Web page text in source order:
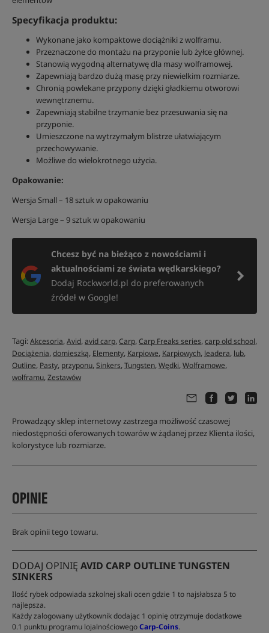
Specyfikacja produktu:
Wykonane jako kompaktowe dociążniki z wolframu.
Przeznaczone do montażu na przyponie lub żyłce głównej.
Stanowią wygodną alternatywę dla masy wolframowej.
Zapewniają bardzo dużą masę przy niewielkim rozmiarze.
Chronią powlekane przypony dzięki gładkiemu otworowi
wewnętrznemu.
Zapewniają stabilne trzymanie bez przesuwania się na
przyponie.
Umieszczone na wytrzymałym blistrze ułatwiającym
przechowywanie.
Możliwe do wielokrotnego użycia.
Opakowanie:
Wersja Small – 18 sztuk w opakowaniu
Wersja Large – 9 sztuk w opakowaniu
Chcesz być na bieżąco z nowościami i
aktualnościami ze świata wędkarskiego?
Dodaj Rockworld.pl do preferowanych
źródeł w Google!
Tagi:Akcesoria,Avid,avid carp,Carp,Carp Freaks series,carp old school,
Dociążenia,domieszką, Elementy, Karpiowe, Karpiowych, leadera, lub,
Outline, Pasty, przyponu,Sinkers,Tungsten,Wędki,Wolframowe,
wolframu,Zestawów
Prowadzący sklep internetowy zastrzega możliwość czasowej
niedostępności oferowanych towarów w żądanej przez Klienta ilości,
kolorystyce lub rozmiarze.
OPINIE
Brak opinii tego towaru.
DODAJ OPINIĘ AVID CARP OUTLINE TUNGSTEN
SINKERS
Ilość rybek odpowiada szkolnej skali ocen gdzie 1 to najsłabsza 5 to
najlepsza.
Każdy zalogowany użytkownik dodając 1 opinię otrzymuje dodatkowe
0.1 punktu programu lojalnościowegoCarp-Coins.